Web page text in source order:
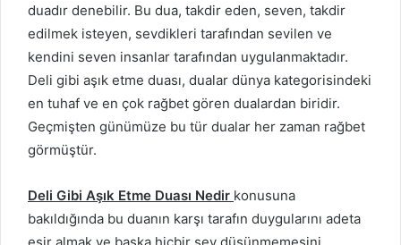
duadır denebilir. Bu dua, takdir eden, seven, takdir
edilmek isteyen, sevdikleri tarafından sevilen ve
kendini seven insanlar tarafından uygulanmaktadır.
Deli gibi aşık etme duası, dualar dünya kategorisindeki
en tuhaf ve en çok rağbet gören dualardan biridir.
Geçmişten günümüze bu tür dualar her zaman rağbet
görmüştür.
Deli Gibi Aşık Etme Duası Nedir konusuna
bakıldığında bu duanın karşı tarafın duygularını adeta
esir almak ve başka hiçbir şey düşünmemesini